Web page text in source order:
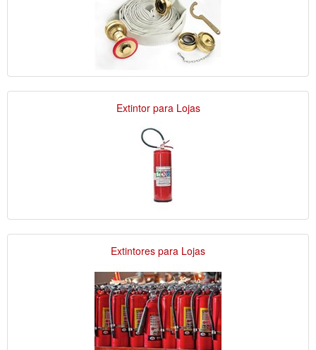
Extintor para Lojas
Extintores para Lojas